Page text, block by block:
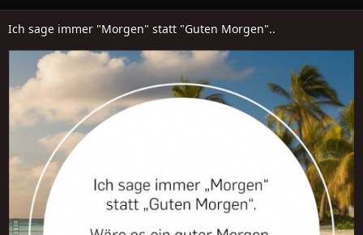
Ich sage immer "Morgen" statt "Guten Morgen"..